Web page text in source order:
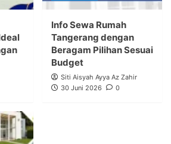
Info Sewa Rumah
Tangerang dengan
Beragam Pilihan Sesuai
Budget
Siti Aisyah Ayya Az Zahir
30 Juni 2026
0